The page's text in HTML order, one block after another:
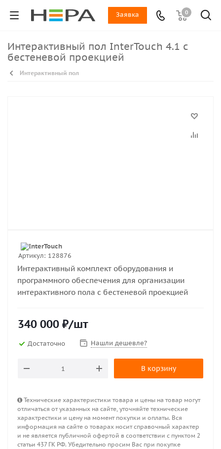
0
Заявка
Интерактивный пол InterTouch 4.1 с
бестеневой проекцией
Интерактивный пол
Артикул: 128876
Интерактивный комплект оборудования и
программного обеспечения для организации
интерактивного пола с бестеневой проекцией
340 000 ₽/шт
Достаточно Нашли дешевле?
В корзину
Технические характеристики товара и цены на товар могут
отличаться от указанных на сайте, уточняйте технические
характрестики и цену на момент покупки и оплаты. Вся
информация на сайте о товарах носит справочный характер
и не является публичной офертой в соответствии с пунктом 2
статьи 437 ГК РФ. Убедительно просим Вас при покупке